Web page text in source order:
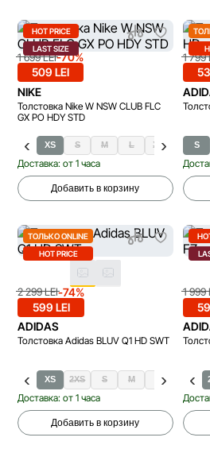
HOT PRICE
LAST SIZE
1 699 LEI-70%
509 LEI
NIKE
Толстовка Nike W NSW CLUB FLC
GX PO HDY STD
XS S M L XL
Доставка: от 1 часа
Добавить в корзину
1 799
S
ТОЛЬКО ONLINE
HOT PRICE
2 299 LEI-74%
599 LEI
ADIDAS
Толстовка Adidas BLUV Q1 HD SWT
XS 2XS S M XL
Доставка: от 1 часа
Добавить в корзину
1 999